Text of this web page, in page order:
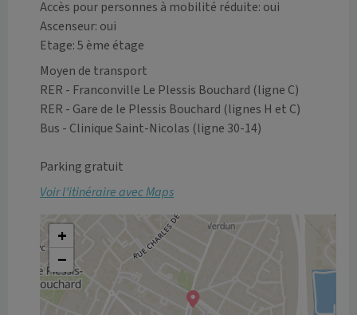
Accès pour personnes à mobilité réduite: oui
Ascenseur: oui
Etage: 5 ème étage
Moyen de transport
RER - Franconville Le Plessis Bouchard (ligne C)
RER - Gare de le Plessis Bouchard (lignes H et C)
Bus - Clinique Saint-Nicolas (ligne 30-14)
Parking gratuit
Voir l’itinéraire avec Maps
+
−